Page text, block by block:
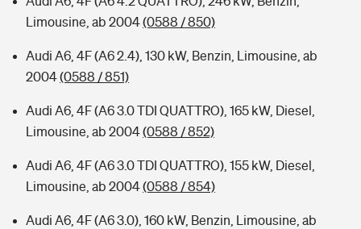
Limousine, ab 2004(0588 / 850)
Audi A6, 4F (A6 2.4), 130 kW, Benzin, Limousine, ab
2004(0588 / 851)
Audi A6, 4F (A6 3.0 TDI QUATTRO), 165 kW, Diesel,
Limousine, ab 2004(0588 / 852)
Audi A6, 4F (A6 3.0 TDI QUATTRO), 155 kW, Diesel,
Limousine, ab 2004(0588 / 854)
Audi A6, 4F (A6 3.0), 160 kW, Benzin, Limousine, ab